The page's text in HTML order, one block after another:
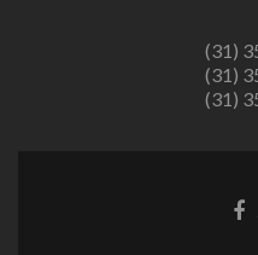
(31)
(31)
(31)